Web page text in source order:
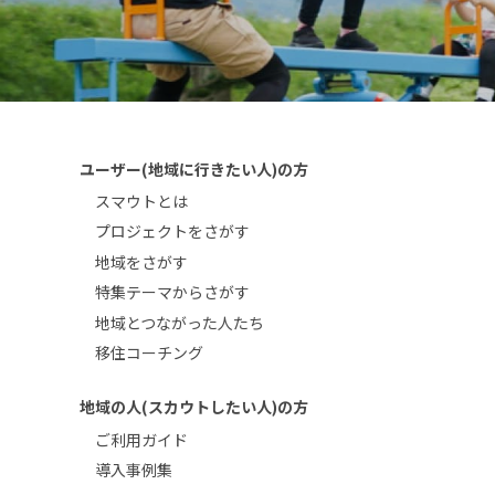
ユーザー(地域に行きたい人)の方
スマウトとは
プロジェクトをさがす
地域をさがす
特集テーマからさがす
地域とつながった人たち
移住コーチング
地域の人(スカウトしたい人)の方
ご利用ガイド
導入事例集